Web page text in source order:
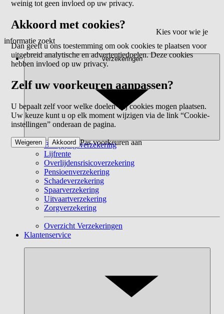
Kies voor wie je
informatie zoekt
Verzekeringen
Beleggingsverzekering
Lijfrente
Overlijdensrisicoverzekering
Pensioenverzekering
Schadeverzekering
Spaarverzekering
Uitvaartverzekering
Zorgverzekering
Overzicht Verzekeringen
Klantenservice
weinig tot geen invloed op uw privacy.
Akkoord met cookies?
Dan geeft u ons toestemming om ook cookies te plaatsen voor
uitgebreid analytische en advertentiedoelen. Deze cookies
hebben invloed op uw privacy.
Zelf uw voorkeuren aanpassen?
U bepaalt zelf voor welke doelen wij cookies mogen plaatsen.
Uw keuze kunt u op elk moment wijzigen via de link “Cookie-
instellingen” onderaan de pagina.
Pas voorkeuren aan
Weigeren Akkoord